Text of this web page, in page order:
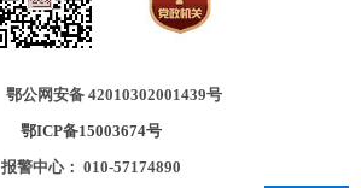
鄂公网安备 42010302001439号
鄂ICP备15003674号
报警中心： 010-57174890